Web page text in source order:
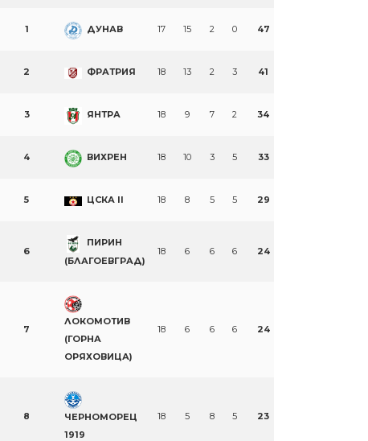
1 ДУНАВ 17 15 2 0 47
2 ФРАТРИЯ 18 13 2 3 41
3 ЯНТРА 18 9 7 2 34
4 ВИХРЕН 18 10 3 5 33
5 ЦСКА II 18 8 5 5 29
6
ПИРИН
(БЛАГОЕВГРАД)
18 6 6 6 24
7
ЛОКОМОТИВ
(ГОРНА
ОРЯХОВИЦА)
18 6 6 6 24
8
ЧЕРНОМОРЕЦ
1919
18 5 8 5 23